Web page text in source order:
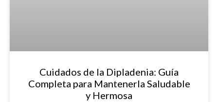
Cuidados de la Dipladenia: Guía
Completa para Mantenerla Saludable
y Hermosa